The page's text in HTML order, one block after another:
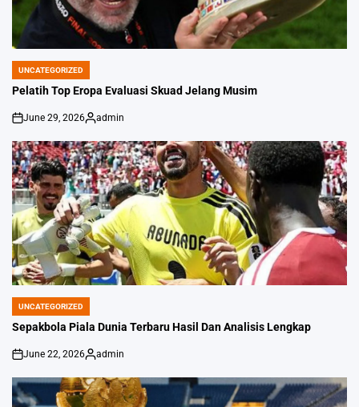
POSTED
IN
UNCATEGORIZED
Pelatih Top Eropa Evaluasi Skuad Jelang Musim
on
June 29, 2026
Posted
admin
POSTED
IN
UNCATEGORIZED
Sepakbola Piala Dunia Terbaru Hasil Dan Analisis Lengkap
on
June 22, 2026
Posted
admin